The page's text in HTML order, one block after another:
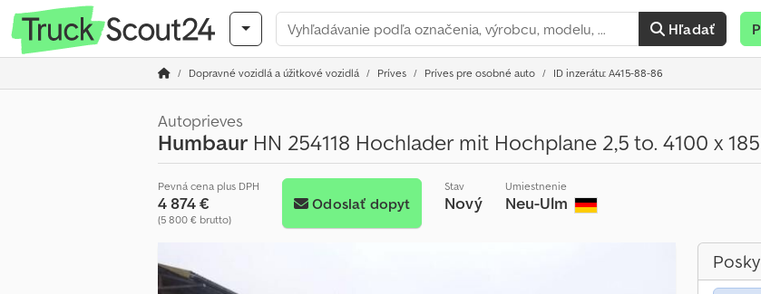
Hľadať
Dopravné vozidlá a úžitkové vozidlá Príves Príves pre osobné auto ID inzerátu: A415-88-86
Autoprieves
Humbaur HN 254118 Hochlader mit Hochplane 2,5 to. 4100 x
Pevná cena plus DPH
4 874 €
(5 800 € brutto)
Odoslať dopyt
Stav
Nový
Umiestnenie
Neu-Ulm